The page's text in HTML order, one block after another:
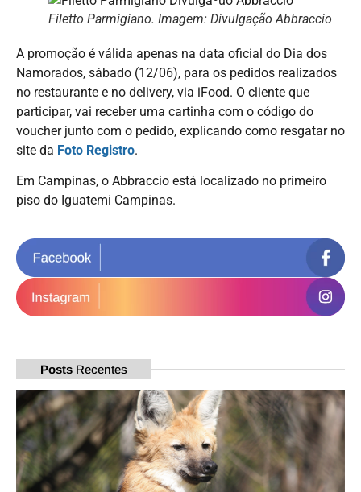
Filetto Parmigiano. Imagem: Divulgação Abbraccio
A promoção é válida apenas na data oficial do Dia dos
Namorados, sábado (12/06), para os pedidos realizados
no restaurante e no delivery, via iFood. O cliente que
participar, vai receber uma cartinha com o código do
voucher junto com o pedido, explicando como resgatar no
site da Foto Registro.
Em Campinas, o Abbraccio está localizado no primeiro
piso do Iguatemi Campinas.
Posts Recentes